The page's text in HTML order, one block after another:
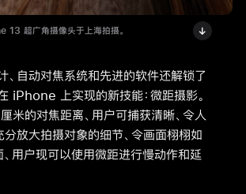
13 超广角摄像头于上海拍摄。
、自动对焦系统和先进的软件还解锁了
iPhone 上实现的新技能：微距摄影。
米的对焦距离、用户可捕获清晰、令人
分放大拍摄对象的细节、令画面栩栩如
、用户现可以使用微距进行慢动作和延